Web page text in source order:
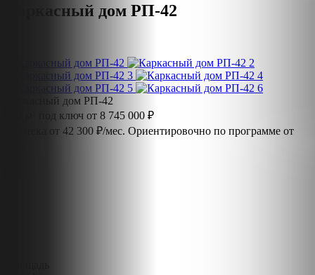
Каркасный дом РП-42
Каркасный дом РП-42
124 м² под ключ от 8 745 000 ₽
Ипотека от 42 300 ₽/мес. Ориентировочно по программе от